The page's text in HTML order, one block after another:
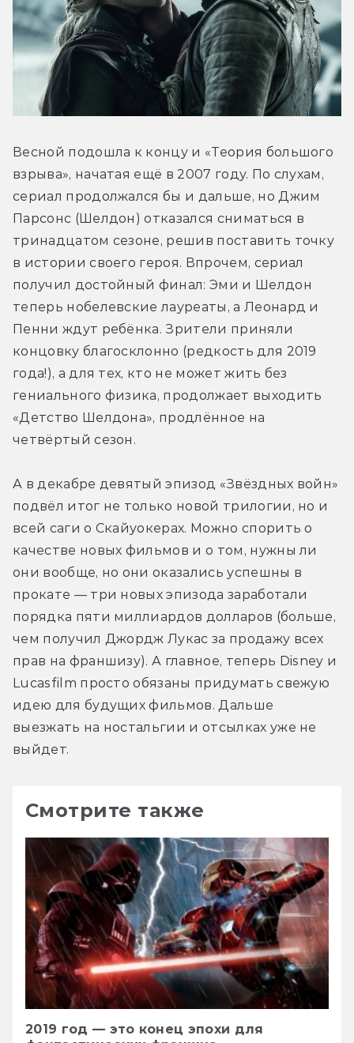
Весной подошла к концу и «Теория большого
взрыва», начатая ещё в 2007 году. По слухам,
сериал продолжался бы и дальше, но Джим
Парсонс (Шелдон) отказался сниматься в
тринадцатом сезоне, решив поставить точку
в истории своего героя. Впрочем, сериал
получил достойный финал: Эми и Шелдон
теперь нобелевские лауреаты, а Леонард и
Пенни ждут ребёнка. Зрители приняли
концовку благосклонно (редкость для 2019
года!), а для тех, кто не может жить без
гениального физика, продолжает выходить
«Детство Шелдона», продлённое на
четвёртый сезон.
А в декабре девятый эпизод «Звёздных войн»
подвёл итог не только новой трилогии, но и
всей саги о Скайуокерах. Можно спорить о
качестве новых фильмов и о том, нужны ли
они вообще, но они оказались успешны в
прокате — три новых эпизода заработали
порядка пяти миллиардов долларов (больше,
чем получил Джордж Лукас за продажу всех
прав на франшизу). А главное, теперь Disney и
Lucasfilm просто обязаны придумать свежую
идею для будущих фильмов. Дальше
выезжать на ностальгии и отсылках уже не
выйдет.
Смотрите также
2019 год — это конец эпохи для